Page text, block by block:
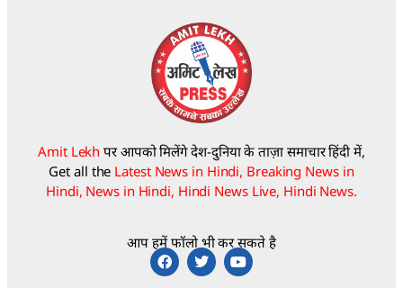
Amit Lekh पर आपको मिलेंगे देश-दुनिया के ताज़ा समाचार हिंदी में,
Get all the Latest News in Hindi, Breaking News in
Hindi, News in Hindi, Hindi News Live, Hindi News.
आप हमें फॉलो भी कर सकते है